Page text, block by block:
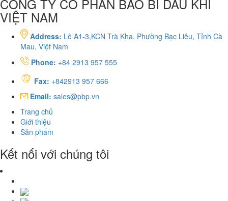
CÔNG TY CỔ PHẦN BAO BÌ DẦU KHÍ
VIỆT NAM
Address: Lô A1-3,KCN Trà Kha, Phường Bạc Liêu, Tỉnh Cà
Mau, Việt Nam
Phone: +84 2913 957 555
Fax: +842913 957 666
Email: sales@pbp.vn
Trang chủ
Giới thiệu
Sản phẩm
Kết nối với chúng tôi